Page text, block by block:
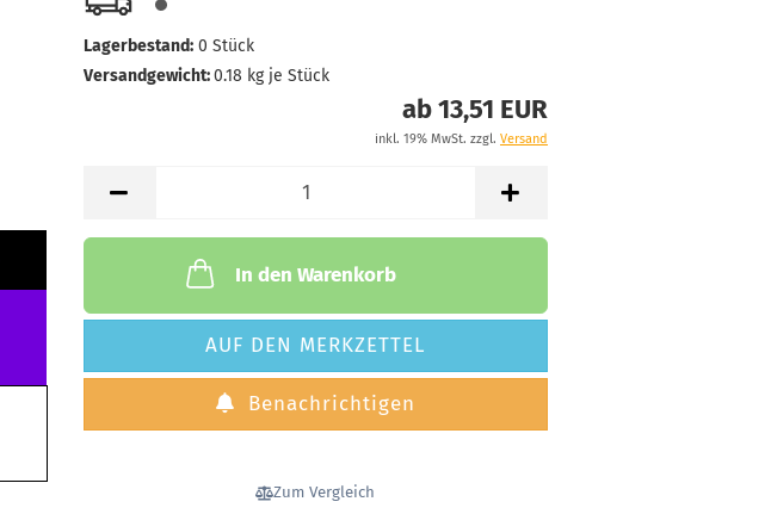
Lagerbestand: 0 Stück
Versandgewicht:0.18 kg je Stück
ab 13,51 EUR
inkl. 19% MwSt. zzgl. Versand
In den Warenkorb
AUF DEN MERKZETTEL
Benachrichtigen
Zum Vergleich